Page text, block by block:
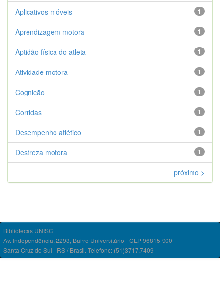
1
Aplicativos móveis
1
Aprendizagem motora
1
Aptidão física do atleta
1
Atividade motora
1
Cognição
1
Corridas
1
Desempenho atlético
1
Destreza motora
próximo >
Bibliotecas UNISC
Av. Independência, 2293, Bairro Universitário - CEP 96815-900
Santa Cruz do Sul - RS / Brasil. Telefone: (51)3717.7409